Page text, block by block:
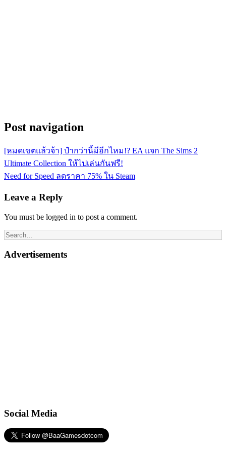
Post navigation
[หมดเขตแล้วจ้า] ป๋ากว่านี้มีอีกไหม!? EA แจก The Sims 2
Ultimate Collection ให้ไปเล่นกันฟรี!
Need for Speed ลดราคา 75% ใน Steam
Leave a Reply
You must be logged in to post a comment.
Advertisements
Social Media